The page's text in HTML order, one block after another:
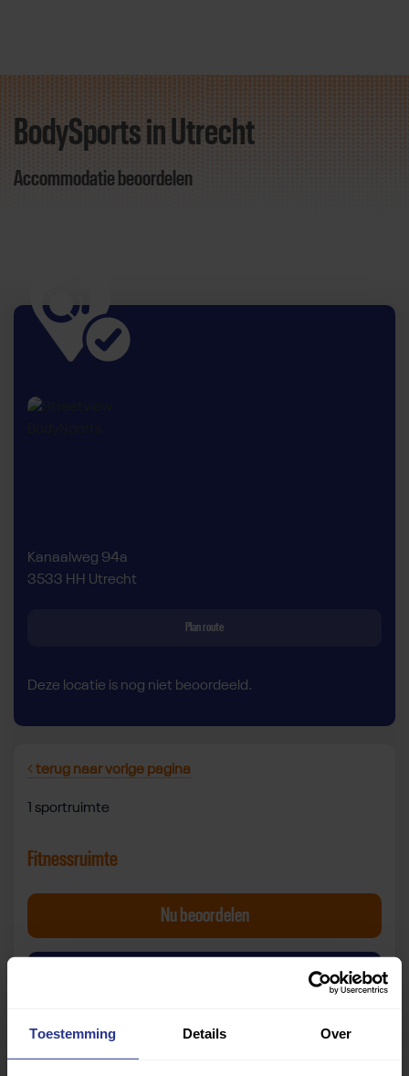
Toestemming Details Over
Direct door naar content
BodySports in Utrecht
Accommodatie beoordelen
Kanaalweg 94a
3533 HH Utrecht
Plan route
Deze locatie is nog niet beoordeeld.
terug naar vorige pagina
1 sportruimte
Fitnessruimte
Nu BodySports Fitnessruimte
beoordelen
van BodySports